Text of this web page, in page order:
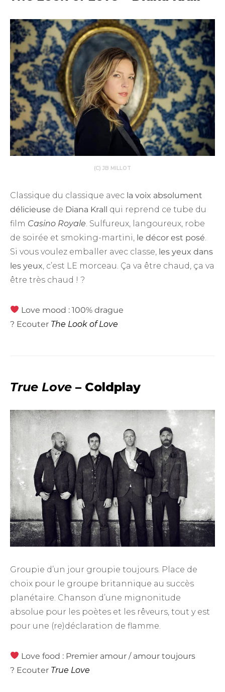
(C) JB MILLOT
Classique du classique avec la voix absolument
délicieuse de Diana Krall qui reprend ce tube du
film Casino Royale . Sulfureux, langoureux, robe
de soirée et smoking-martini, le décor est posé
Si vous voulez emballer avec classe, les yeux dans
les yeux , c’est LE morceau. Ça va être chaud, ça va
être très chaud ! ?
Love mood : 100% drague
? Ecouter The Look of Love
True Love – Coldplay
Groupie d’un jour groupie toujours. Place de
choix pour le groupe britannique au succès
planétaire. Chanson d’une mignonitude
absolue pour les poètes et les rêveurs, tout y est
pour une (re)déclaration de flamme.
Love food : Premier amour / amour toujours
? Ecouter True Love